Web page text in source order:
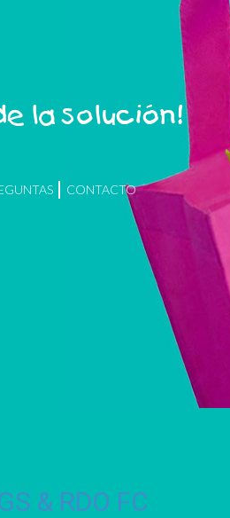
la solución!
CONTACTO
& RDO FC